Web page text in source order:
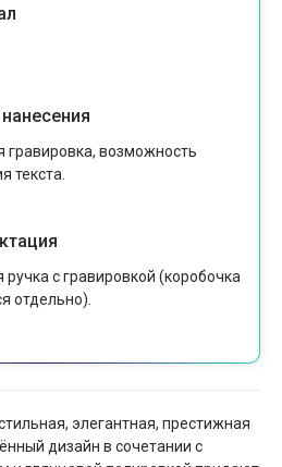
гравировка, возможность
текста.
ручка с гравировкой (коробочка
отдельно).
элегантная, престижная
дизайн в сочетании с